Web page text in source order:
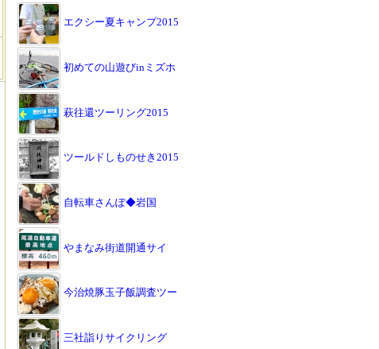
エクシー夏キャンプ2015
初めての山遊びinミズホ
萩往還ツーリング2015
ツールドしものせき2015
自転車さんぽ◆岩国
やまなみ街道開通サイ
今治焼豚玉子飯調査ツー
三社詣りサイクリング